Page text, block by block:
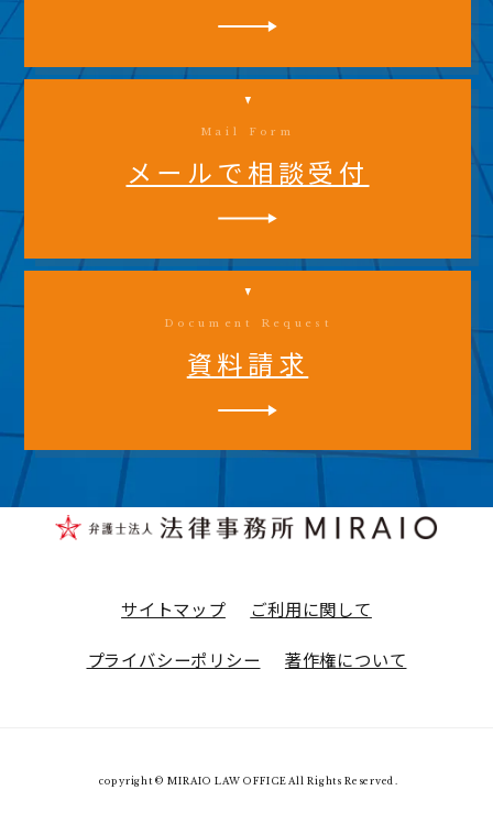
Mail Form
メールで相談受付
Document Request
資料請求
サイトマップ ご利用に関して
プライバシーポリシー 著作権について
copyright © MIRAIO LAW OFFICE All Rights Reserved.